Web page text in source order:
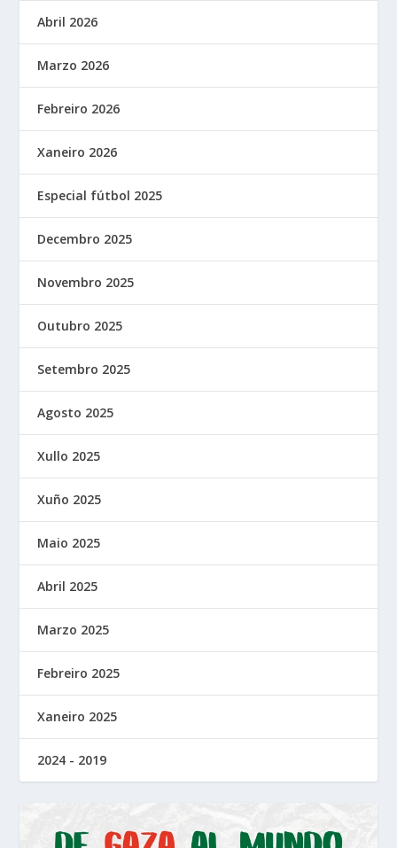
Abril 2026
Marzo 2026
Febreiro 2026
Xaneiro 2026
Especial fútbol 2025
Decembro 2025
Novembro 2025
Outubro 2025
Setembro 2025
Agosto 2025
Xullo 2025
Xuño 2025
Maio 2025
Abril 2025
Marzo 2025
Febreiro 2025
Xaneiro 2025
2024 - 2019